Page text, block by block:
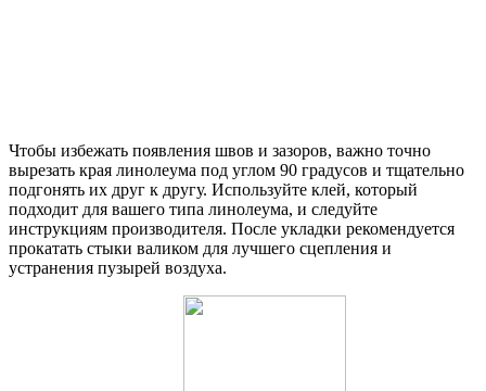
Чтобы избежать появления швов и зазоров, важно точно
вырезать края линолеума под углом 90 градусов и тщательно
подгонять их друг к другу. Используйте клей, который
подходит для вашего типа линолеума, и следуйте
инструкциям производителя. После укладки рекомендуется
прокатать стыки валиком для лучшего сцепления и
устранения пузырей воздуха.